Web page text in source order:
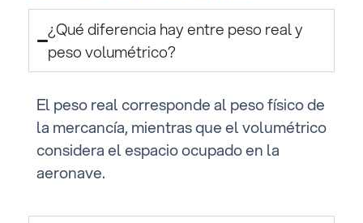
¿Qué diferencia hay entre peso real y
peso volumétrico?
El peso real corresponde al peso físico de
la mercancía, mientras que el volumétrico
considera el espacio ocupado en la
aeronave.